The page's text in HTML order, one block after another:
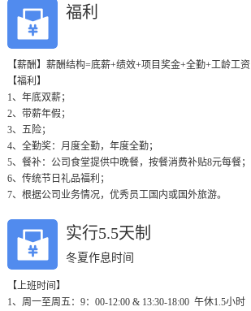
福利
【薪酬】薪酬结构=底薪+绩效+项目奖金+全勤+工龄工资
【福利】
1、年底双薪；
2、带薪年假；
3、五险；
4、全勤奖：月度全勤，年度全勤；
5、餐补：公司食堂提供中晚餐，按餐消费补贴8元每餐；
6、传统节日礼品福利；
7、根据公司业务情况，优秀员工国内或国外旅游。
实行5.5天制
冬夏作息时间
【上班时间】
1、周一至周五：9：00-12:00 & 13:30-18:00  午休1.5小时